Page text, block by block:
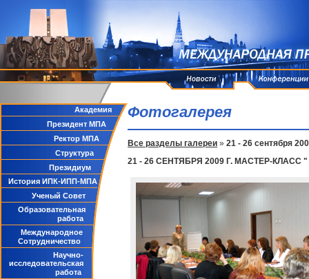
Академия
Президент МПА
Ректор МПА
Структура
Президиум
История ИПК-ИПП-МПА
Ученый Совет
Образовательная
работа
Международное
Сотрудничество
Научно-
исследовательская
работа
Фотогалерея
Все разделы галереи » 21 - 26 сентября
21 - 26 СЕНТЯБРЯ 2009 Г. МАСТЕР-